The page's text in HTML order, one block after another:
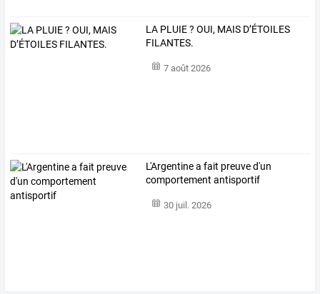
LA PLUIE ? OUI, MAIS D’ÉTOILES
FILANTES.
7 août 2026
L'Argentine a fait preuve d'un
comportement antisportif
30 juil. 2026